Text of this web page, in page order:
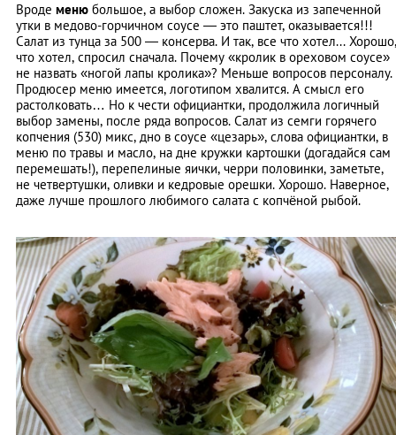
Вроде меню большое, а выбор сложен. Закуска из запеченной
утки в медово-горчичном соусе — это паштет, оказывается!!!
Салат из тунца за 500 — консерва. И так, все что хотел... Хорошо,
что хотел, спросил сначала. Почему «кролик в ореховом соусе»
не назвать «ногой лапы кролика»? Меньше вопросов персоналу.
Продюсер меню имеется, логотипом хвалится. А смысл его
растолковать… Но к чести официантки, продолжила логичный
выбор замены, после ряда вопросов. Салат из семги горячего
копчения (530) микс, дно в соусе «цезарь», слова официантки, в
меню по травы и масло, на дне кружки картошки (догадайся сам
перемешать!), перепелиные яички, черри половинки, заметьте,
не четвертушки, оливки и кедровые орешки. Хорошо. Наверное,
даже лучше прошлого любимого салата с копчёной рыбой.